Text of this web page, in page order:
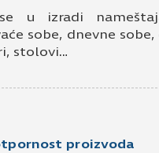
*
za vesti i obaveštenja
u izradi
sobe, dnevne sobe,
stolovi…
proizvoda